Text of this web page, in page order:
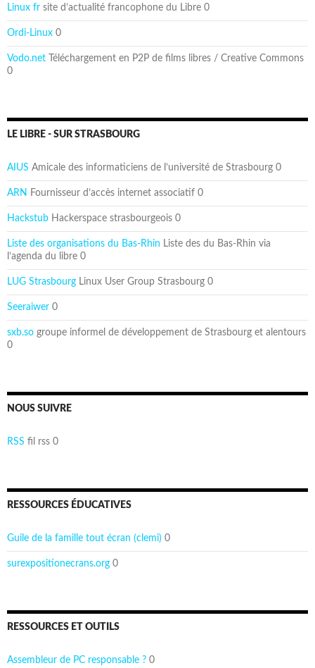
Linux fr site d’actualité francophone du Libre 0
Ordi-Linux 0
Vodo.net Téléchargement en P2P de films libres / Creative Commons
0
LE LIBRE - SUR STRASBOURG
AIUS Amicale des informaticiens de l’université de Strasbourg 0
ARN Fournisseur d’accès internet associatif 0
Hackstub Hackerspace strasbourgeois 0
Liste des organisations du Bas-Rhin Liste des du Bas-Rhin via
l’agenda du libre 0
LUG Strasbourg Linux User Group Strasbourg 0
Seeraiwer 0
sxb.so groupe informel de développement de Strasbourg et alentours
0
NOUS SUIVRE
RSS fil rss 0
RESSOURCES ÉDUCATIVES
Guile de la famille tout écran (clemi) 0
surexpositionecrans.org 0
RESSOURCES ET OUTILS
Assembleur de PC responsable ? 0